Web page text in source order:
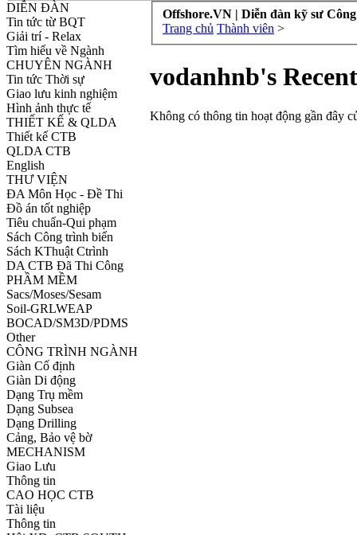
DIỄN ĐÀN
Tin tức từ BQT
Giải trí - Relax
Tìm hiểu về Ngành
CHUYÊN NGÀNH
Tin tức Thời sự
Giao lưu kinh nghiệm
Hình ảnh thực tế
THIẾT KẾ & QLDA
Thiết kế CTB
QLDA CTB
English
THƯ VIỆN
ĐA Môn Học - Đề Thi
Đồ án tốt nghiệp
Tiêu chuẩn-Qui phạm
Sách Công trình biển
Sách KThuật Ctrình
DA CTB Đã Thi Công
PHẦM MỀM
Sacs/Moses/Sesam
Soil-GRLWEAP
BOCAD/SM3D/PDMS
Other
CÔNG TRÌNH NGÀNH
Giàn Cố định
Giàn Di động
Dạng Trụ mềm
Dạng Subsea
Dạng Drilling
Cảng, Bảo vệ bờ
MECHANISM
Giao Lưu
Thông tin
CAO HỌC CTB
Tài liệu
Thông tin
Offshore.VN | Diễn đàn kỹ sư
Trang chủ Thành viên >
vodanhnb's
Không có thông tin hoạt động gần đây